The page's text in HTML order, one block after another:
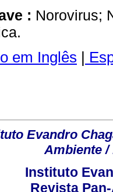
: Norovirus;
em Inglês |
Evandro
Ambiente /
Instituto
Revista